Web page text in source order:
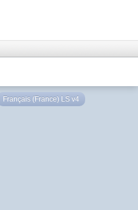
Français (France) LS v4